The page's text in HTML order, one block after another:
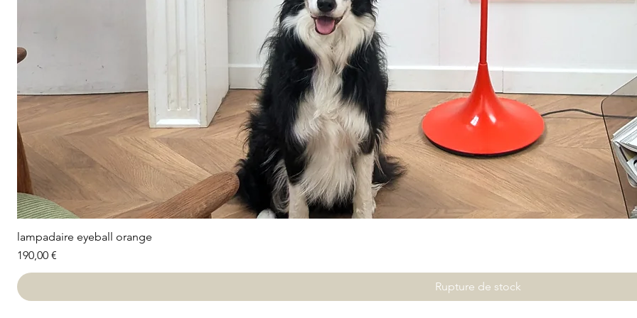
lampadaire eyeball orange
Prix
190,00 €
Rupture de stock